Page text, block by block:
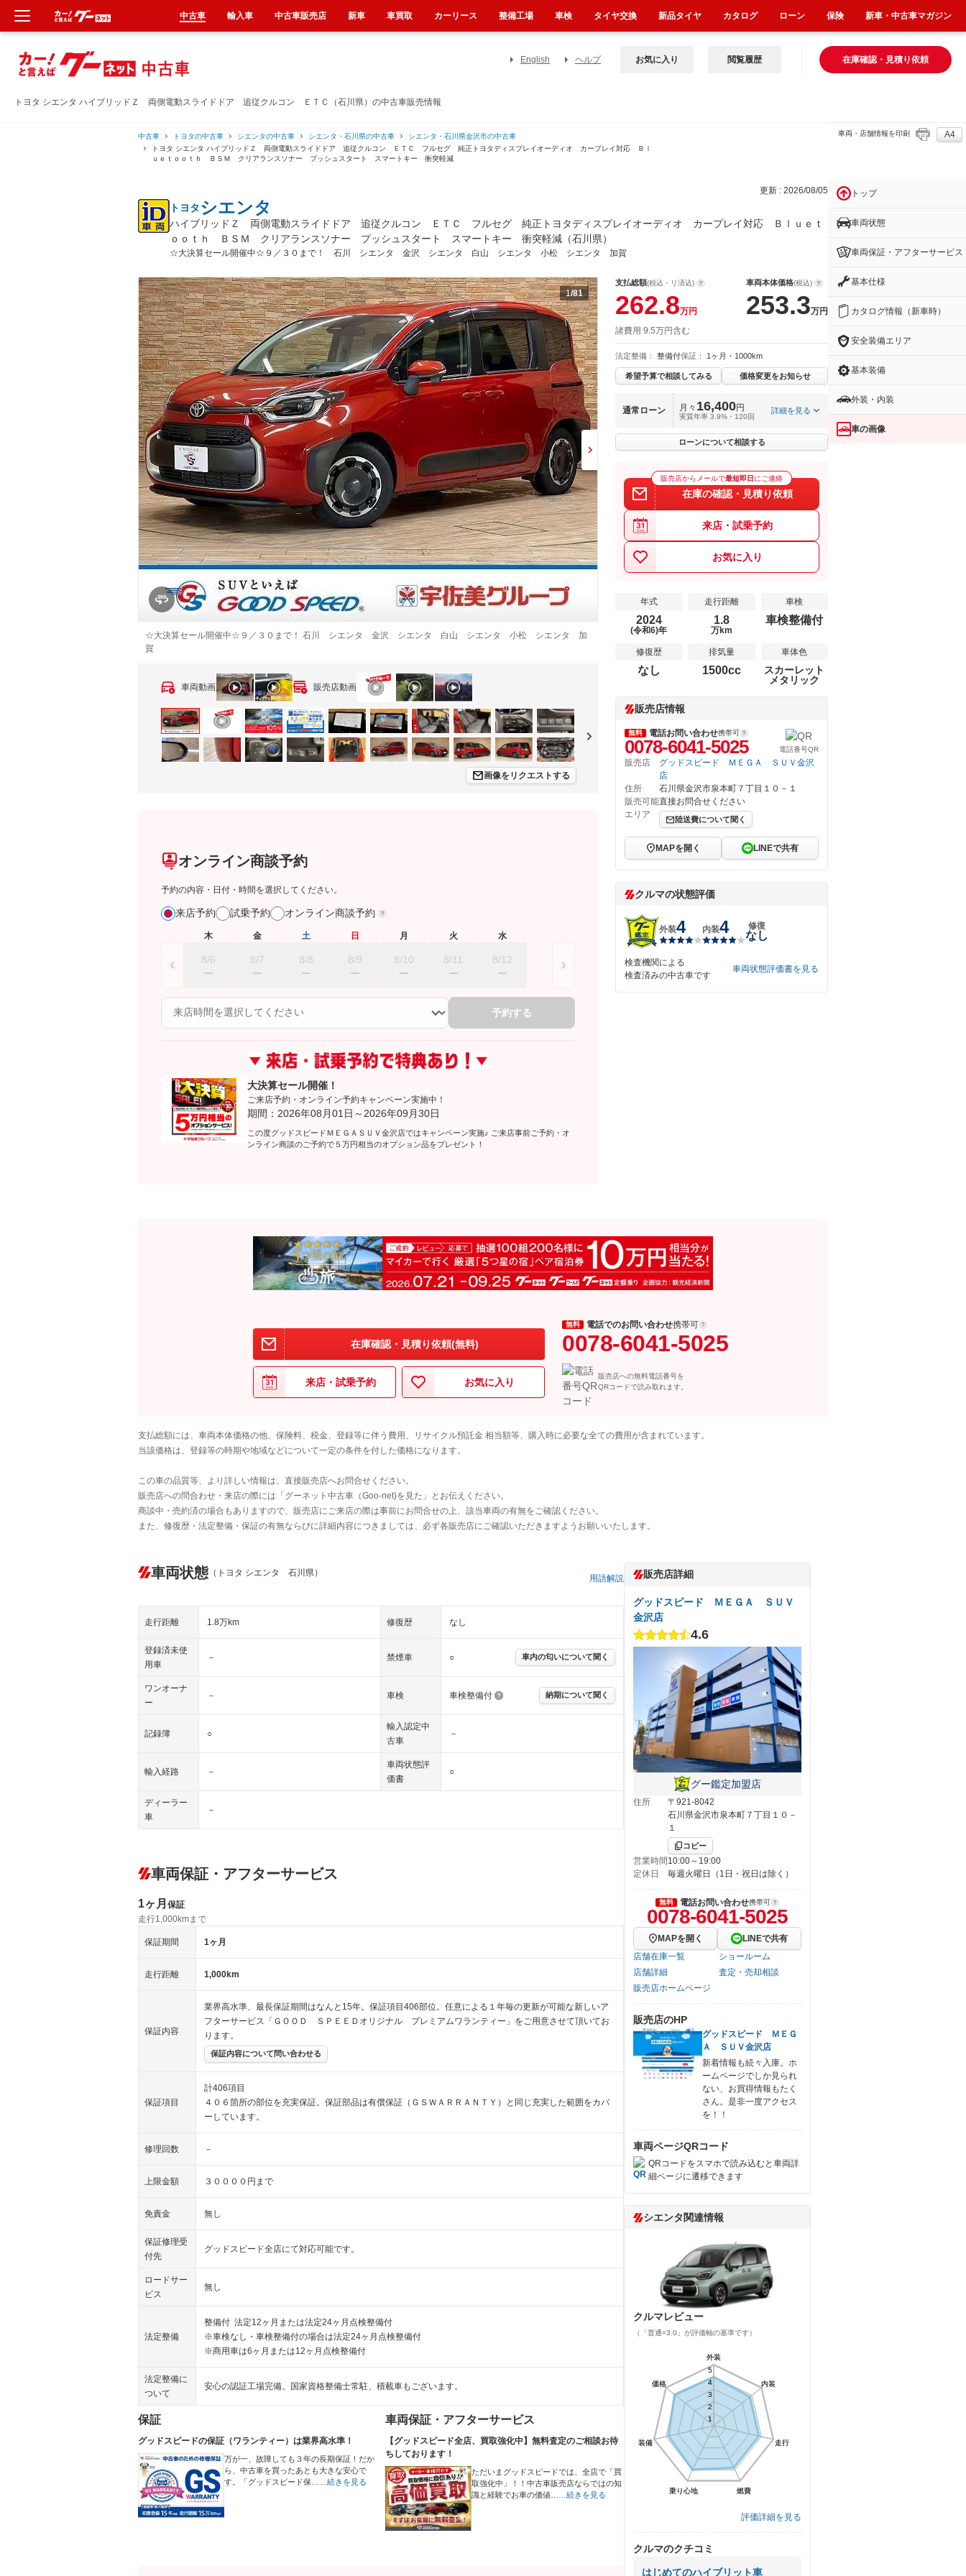
トヨタ シエンタ ハイブリッドＺ 両側電動スライドドア 追従クルコン ＥＴＣ（石川県）の中古車販売情報
English ヘルプ 在庫確認・見積り依頼
お気に入り 閲覧履歴
中古車 トヨタの中古車 シエンタの中古車 シエンタ・石川県の中古車
シエンタ・石川県金沢市の中古車
トヨタ シエンタ ハイブリッドＺ 両側電動スライドドア 追従クルコン ＥＴＣ フルセグ 純正トヨタディスプレイオーディオ カープレイ対応 Ｂｌ
ｕｅｔｏｏｔｈ ＢＳＭ クリアランスソナー プッシュスタート スマートキー 衝突軽減
車両・店舗情報を印刷 A4
更新 : 2026/08/05
トヨタ シエンタ
ハイブリッドＺ 両側電動スライドドア 追従クルコン ＥＴＣ フルセグ 純正トヨタディスプレイオーディオ カープレイ対応 Ｂｌｕｅｔ
ｏｏｔｈ ＢＳＭ クリアランスソナー プッシュスタート スマートキー 衝突軽減（石川県）
☆大決算セール開催中☆９／３０まで！ 石川 シエンタ 金沢 シエンタ 白山 シエンタ 小松 シエンタ 加賀
1/81
☆大決算セール開催中☆９／３０まで！ 石川 シエンタ 金沢 シエンタ 白山 シエンタ 小松 シエンタ 加
賀
車両動画 販売店動画
画像をリクエストする
オンライン商談予約
予約の内容・日付・時間を選択してください。
来店予約 試乗予約 オンライン商談予約
木
8/6
金
8/7
土
8/8
日
8/9
月
8/10
火
8/11
水
8/12
予約する
大決算セール開催！
ご来店予約・オンライン予約キャンペーン実施中！
期間：2026年08月01日～2026年09月30日
この度グッドスピードＭＥＧＡＳＵＶ金沢店ではキャンペーン実施♪ ご来店事前ご予約・オ
ンライン商談のご予約で５万円相当のオプション品をプレゼント！
支払総額(税込・リ済込)
262.8万円
車両本体価格(税込)
253.3万円
諸費用 9.5万円含む
法定整備： 整備付保証： 1ヶ月・1000km
希望予算で相談してみる 価格変更をお知らせ
通常ローン 月々 16,400円
実質年率 3.9%・120回
詳細を見る
ローンについて相談する
販売店からメールで最短即日 にご連絡
在庫の確認・見積り依頼
来店・試乗予約
お気に入り
年式
2024
(令和6)年
走行距離
1.8
万km
車検
車検整備付
修復歴
なし
排気量
1500cc
車体色
スカーレット
メタリック
販売店情報
無料 電話お問い合わせ携帯可
0078-6041-5025 電話番号QR
販売店
グッドスピード ＭＥＧＡ ＳＵＶ金沢
店
住所
石川県金沢市泉本町７丁目１０－１
販売可能
エリア
直接お問合せください
陸送費について聞く
MAPを開く LINEで共有
クルマの状態評価
外装4 内装4 修復
なし
検査機関による
検査済みの中古車です
車両状態評価書を見る
在庫確認・見積り依頼(無料)
来店・試乗予約 お気に入り
無料 電話でのお問い合わせ携帯可
0078-6041-5025
販売店への無料電話番号を
QRコードで読み取れます。
支払総額には、車両本体価格の他、保険料、税金、登録等に伴う費用、リサイクル預託金 相当額等、購入時に必要な全ての費用が含まれています。
当該価格は、登録等の時期や地域などについて一定の条件を付した価格になります。
この車の品質等、より詳しい情報は、直接販売店へお問合せください。
販売店への問合わせ・来店の際には「グーネット中古車（Goo-net)を見た」とお伝えください。
商談中・売約済の場合もありますので、販売店にご来店の際は事前にお問合せの上、該当車両の有無をご確認ください。
また、修復歴・法定整備・保証の有無ならびに詳細内容につきましては、必ず各販売店にご確認いただきますようお願いいたします。
車両状態 （トヨタ シエンタ 石川県）
用語解説
走行距離 1.8万km 修復歴 なし
登録済未使
用車
－ 禁煙車 ○ 車内の匂いについて聞く
ワンオーナ
ー
－ 車検 車検整備付 納期について聞く
記録簿 ○
輸入認定中
古車
－
輸入経路 －
車両状態評
価書
○
ディーラー
車
－
車両保証・アフターサービス
1ヶ月 保証
走行1,000kmまで
保証期間 1ヶ月
走行距離 1,000km
保証内容
業界高水準、最長保証期間はなんと15年。保証項目406部位。任意による１年毎の更新が可能な新しいア
フターサービス「ＧＯＯＤ ＳＰＥＥＤオリジナル プレミアムワランティー」をご用意させて頂いてお
ります。
保証内容について問い合わせる
保証項目
計406項目
４０６箇所の部位を充実保証。保証部品は有償保証（ＧＳＷＡＲＲＡＮＴＹ）と同じ充実した範囲をカバ
ーしています。
修理回数 －
上限金額 ３００００円まで
免責金 無し
保証修理受
付先
グッドスピード全店にて対応可能です。
ロードサー
ビス
無し
法定整備
整備付 法定12ヶ月または法定24ヶ月点検整備付
※車検なし・車検整備付の場合は法定24ヶ月点検整備付
※商用車は6ヶ月または12ヶ月点検整備付
法定整備に
ついて
安心の認証工場完備。国家資格整備士常駐、積載車もございます。
保証
グッドスピードの保証（ワランティー）は業界高水準！
万が一、故障しても３年の長期保証！だか
ら、中古車を買ったあとも大きな安心で
す。「グッドスピード保…
…続きを見る
車両保証・アフターサービス
【グッドスピード全店、買取強化中】無料査定のご相談お待
ちしております！
ただいまグッドスピードでは、全店で「買
取強化中」！！中古車販売店ならではの知
識と経験でお車の価値…
…続きを見る
販売店詳細
グッドスピード ＭＥＧＡ ＳＵＶ
金沢店
4.6
グー鑑定加盟店
住所
〒921-8042
石川県金沢市泉本町７丁目１０－
１
コピー
営業時間 10:00～19:00
定休日
毎週火曜日（1日・祝日は除く）
無料 電話お問い合わせ携帯可
0078-6041-5025
MAPを開く
LINEで共有
店舗在庫一覧
ショールーム
店舗詳細
査定・売却相談
販売店ホームページ
販売店のHP
グッドスピード ＭＥＧ
Ａ ＳＵＶ金沢店
新着情報も続々入庫。ホ
ームページでしか見られ
ない、お買得情報もたく
さん。是非一度アクセス
を！！
車両ページQRコード
QRコードをスマホで読み込むと車両詳
細ページに遷移できます
シエンタ関連情報
クルマレビュー
（「普通=3.0」が評価軸の基準です）
外装
内装
走行
燃費
乗り心地
装備
価格
1
2
3
4
5
外装
内装
走行
燃費
乗り心地
装備
価格
1
2
3
4
5
評価詳細を見る
クルマのクチコミ
はじめてのハイブリット車
トップ
車両状態
車両保証・アフターサービス
基本仕様
カタログ情報（新車時）
安全装備エリア
基本装備
外装・内装
車の画像
中古車 輸入車 中古車販売店 新車 車買取 カーリース 整備工場 車検 タイヤ交換 新品タイヤ カタログ ローン 保険 新車・中古車マガジン
新車
中古車